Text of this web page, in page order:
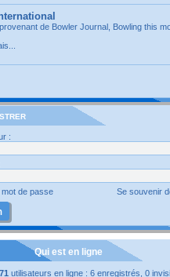
de Bowler Journal, Bowling this
:
mot de passe Se souvenir
Qui est en ligne
utilisateurs en ligne : 6 enregistrés, 0